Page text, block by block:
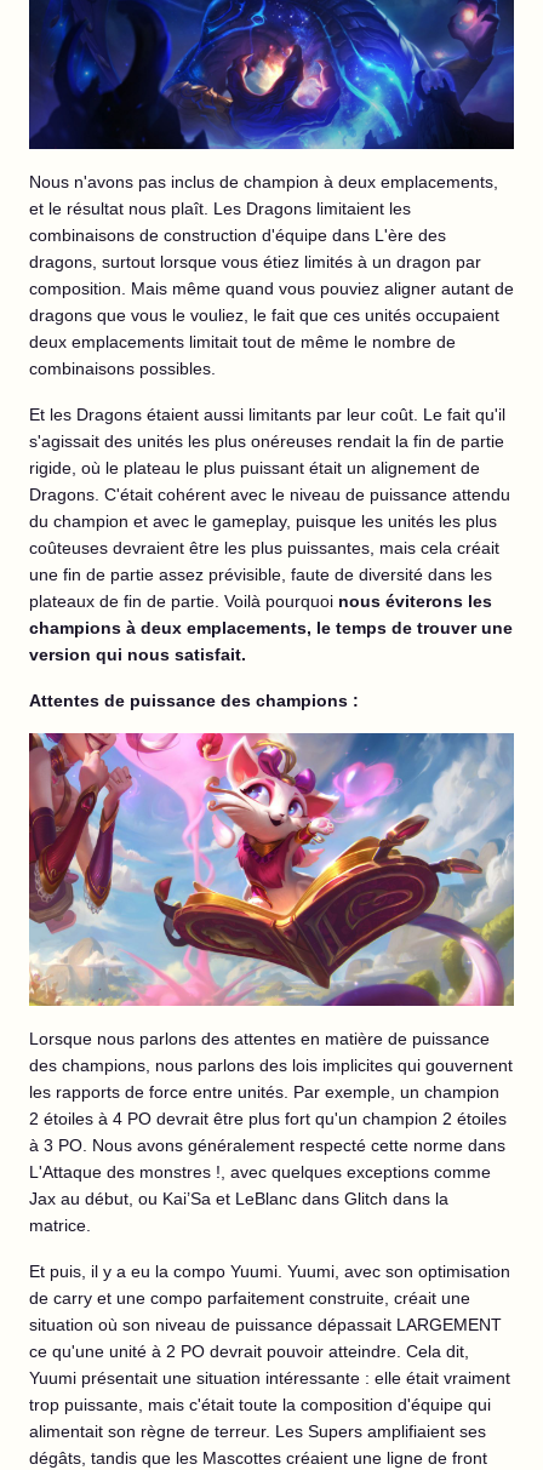
Nous n'avons pas inclus de champion à deux emplacements,
et le résultat nous plaît. Les Dragons limitaient les
combinaisons de construction d'équipe dans L'ère des
dragons, surtout lorsque vous étiez limités à un dragon par
composition. Mais même quand vous pouviez aligner autant de
dragons que vous le vouliez, le fait que ces unités occupaient
deux emplacements limitait tout de même le nombre de
combinaisons possibles.
Et les Dragons étaient aussi limitants par leur coût. Le fait qu'il
s'agissait des unités les plus onéreuses rendait la fin de partie
rigide, où le plateau le plus puissant était un alignement de
Dragons. C'était cohérent avec le niveau de puissance attendu
du champion et avec le gameplay, puisque les unités les plus
coûteuses devraient être les plus puissantes, mais cela créait
une fin de partie assez prévisible, faute de diversité dans les
plateaux de fin de partie. Voilà pourquoi nous éviterons les
champions à deux emplacements, le temps de trouver une
version qui nous satisfait.
Attentes de puissance des champions :
Lorsque nous parlons des attentes en matière de puissance
des champions, nous parlons des lois implicites qui gouvernent
les rapports de force entre unités. Par exemple, un champion
2 étoiles à 4 PO devrait être plus fort qu'un champion 2 étoiles
à 3 PO. Nous avons généralement respecté cette norme dans
L'Attaque des monstres !, avec quelques exceptions comme
Jax au début, ou Kai’Sa et LeBlanc dans Glitch dans la
matrice.
Et puis, il y a eu la compo Yuumi. Yuumi, avec son optimisation
de carry et une compo parfaitement construite, créait une
situation où son niveau de puissance dépassait LARGEMENT
ce qu'une unité à 2 PO devrait pouvoir atteindre. Cela dit,
Yuumi présentait une situation intéressante : elle était vraiment
trop puissante, mais c'était toute la composition d'équipe qui
alimentait son règne de terreur. Les Supers amplifiaient ses
dégâts, tandis que les Mascottes créaient une ligne de front